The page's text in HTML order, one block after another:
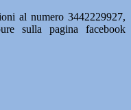
al numero 3442229927,
sulla pagina facebook